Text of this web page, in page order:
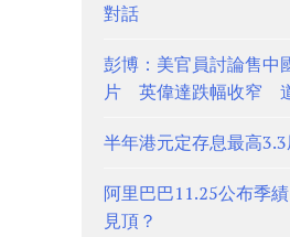
對話
彭博：美官員討論售中
片 英偉達跌幅收窄
半年港元定存息最高
阿里巴巴11.25公布季
見頂？